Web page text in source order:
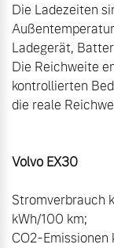
Die Ladezeiten
Ladegerät,
Die Reichweite
kontrollierten
die reale
Volvo EX30
Stromverbrauch
kWh/100 km;
CO2-Emissionen